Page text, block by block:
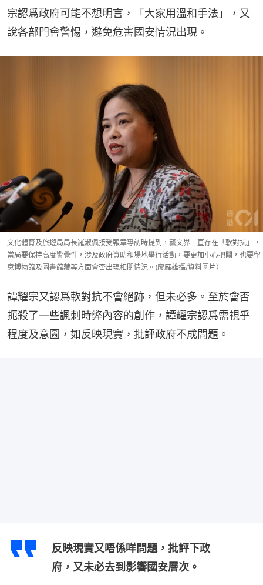
宗認爲政府可能不想明言，「大家用溫和手法」，又
說各部門會警惕，避免危害國安情況出現。
文化體育及旅遊局局長羅淑佩接受報章專訪時提到，藝文界一直存在「軟對抗」，
當局要保持高度警覺性，涉及政府資助和場地舉行活動，要更加小心把關，也要留
意博物館及圖書館藏等方面會否出現相關情況。(廖雁雄攝/資料圖片）
譚耀宗又認爲軟對抗不會絕跡，但未必多。至於會否
扼殺了一些諷刺時弊內容的創作，譚耀宗認爲需視乎
程度及意圖，如反映現實，批評政府不成問題。
反映現實又唔係咩問題，批評下政
府，又未必去到影響國安層次。